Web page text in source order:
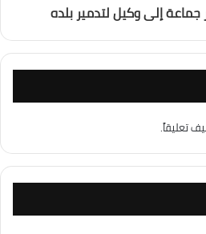
إلى وكيل لتدمير بلده
تعليقاً.